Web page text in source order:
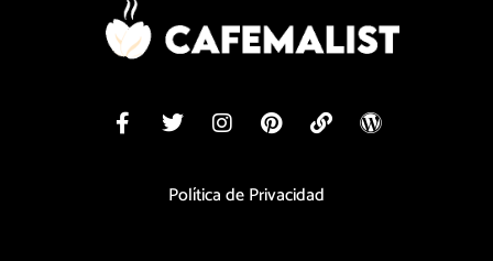
Política de Privacidad